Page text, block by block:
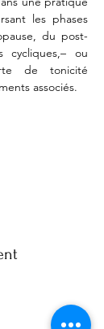
les phases
du post-
cycliques,– ou
de tonicité
associés.